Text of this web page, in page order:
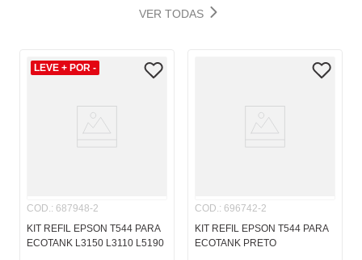
VER TODAS
LEVE + POR -
COD.: 687948-2
KIT REFIL EPSON T544 PARA
ECOTANK L3150 L3110 L5190
COD.: 696742-2
KIT REFIL EPSON T544 PARA
ECOTANK PRETO